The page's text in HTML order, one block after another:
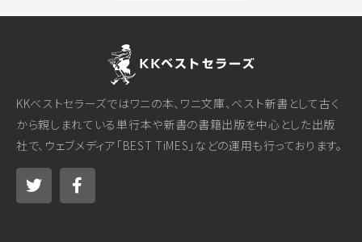
KKベストセラーズではワニの本、ワニ文庫、ベスト新書として古く
から親しまれている単行本や新書の書籍出版を中心とした出版
社で、ウェブメディア「BEST TiMES」などの運用も行っております。